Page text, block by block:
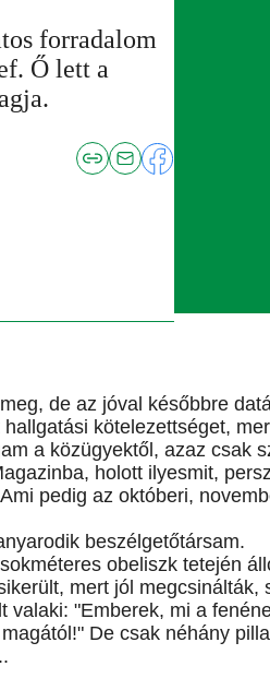
forradalom
Ő lett a
de az jóval későbbre
kötelezettséget,
a közügyektől, azaz csak
holott ilyesmit,
pedig az októberi,
beszélgetőtársam.
obeliszk tetején
mert jól megcsinálták,
valaki: "Emberek, mi a
De csak néhány